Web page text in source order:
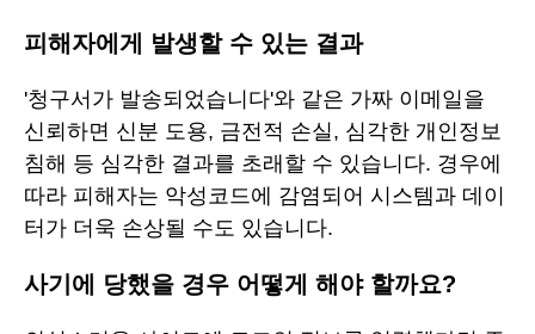
피해자에게 발생할 수 있는 결과
'청구서가 발송되었습니다'와 같은 가짜 이메일을
신뢰하면 신분 도용, 금전적 손실, 심각한 개인정보
침해 등 심각한 결과를 초래할 수 있습니다. 경우에
따라 피해자는 악성코드에 감염되어 시스템과 데이
터가 더욱 손상될 수도 있습니다.
사기에 당했을 경우 어떻게 해야 할까요?